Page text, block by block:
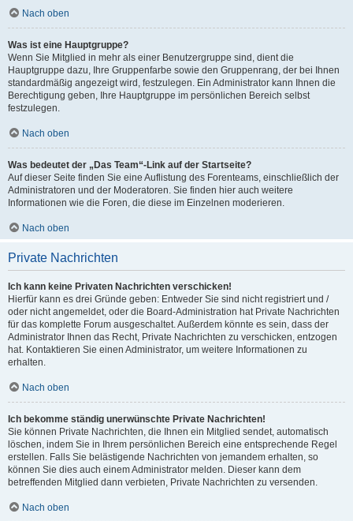
Nach oben
Was ist eine Hauptgruppe?
Wenn Sie Mitglied in mehr als einer Benutzergruppe sind, dient die
Hauptgruppe dazu, Ihre Gruppenfarbe sowie den Gruppenrang, der bei Ihnen
standardmäßig angezeigt wird, festzulegen. Ein Administrator kann Ihnen die
Berechtigung geben, Ihre Hauptgruppe im persönlichen Bereich selbst
festzulegen.
Nach oben
Was bedeutet der „Das Team“-Link auf der Startseite?
Auf dieser Seite finden Sie eine Auflistung des Forenteams, einschließlich der
Administratoren und der Moderatoren. Sie finden hier auch weitere
Informationen wie die Foren, die diese im Einzelnen moderieren.
Nach oben
Private Nachrichten
Ich kann keine Privaten Nachrichten verschicken!
Hierfür kann es drei Gründe geben: Entweder Sie sind nicht registriert und /
oder nicht angemeldet, oder die Board-Administration hat Private Nachrichten
für das komplette Forum ausgeschaltet. Außerdem könnte es sein, dass der
Administrator Ihnen das Recht, Private Nachrichten zu verschicken, entzogen
hat. Kontaktieren Sie einen Administrator, um weitere Informationen zu
erhalten.
Nach oben
Ich bekomme ständig unerwünschte Private Nachrichten!
Sie können Private Nachrichten, die Ihnen ein Mitglied sendet, automatisch
löschen, indem Sie in Ihrem persönlichen Bereich eine entsprechende Regel
erstellen. Falls Sie belästigende Nachrichten von jemandem erhalten, so
können Sie dies auch einem Administrator melden. Dieser kann dem
betreffenden Mitglied dann verbieten, Private Nachrichten zu versenden.
Nach oben